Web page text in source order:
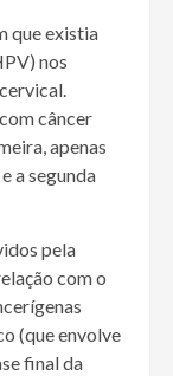
que existia
nos
câncer
apenas
a segunda
pela
com o
(que envolve
final da